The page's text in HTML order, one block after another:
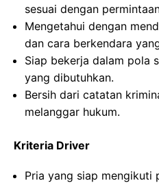
sesuai dengan
Mengetahui dengan
dan cara berkendara
Siap bekerja dalam pola
yang dibutuhkan.
Bersih dari catatan
melanggar hukum.
Kriteria Driver
Pria yang siap mengikuti